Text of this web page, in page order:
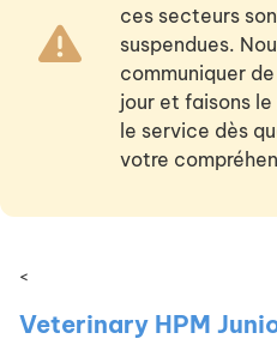
ces secteurs
suspendues.
communiquer
jour et faisons
le service dès
votre
<
Veterinary HPM